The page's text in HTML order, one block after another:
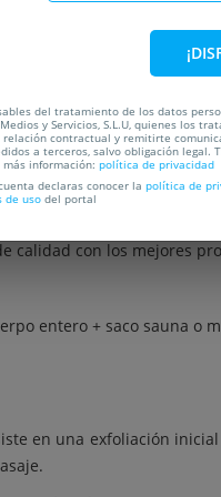
no encuentras el
calidad con los mejores
entero + saco sauna o
en una exfoliación
del tratamiento de los datos
y Servicios, S.L.U, quienes los
contractual y remitirte
a terceros, salvo obligación
información: política de privacidad
declaras conocer la política de
de uso del portal